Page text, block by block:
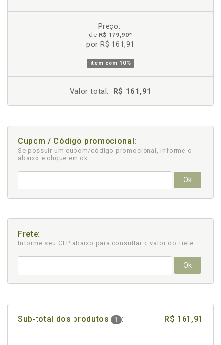
Preço:
deR$ 179,90*
por R$ 161,91
item com 10%
Valor total: R$ 161,91
Cupom / Código promocional:
Se possuir um cupom/código promocional, informe-o
abaixo e clique em ok
Ok
Frete:
Informe seu CEP abaixo para consultar o valor do frete.
Ok
Sub-total dos produtos 1 : R$ 161,91